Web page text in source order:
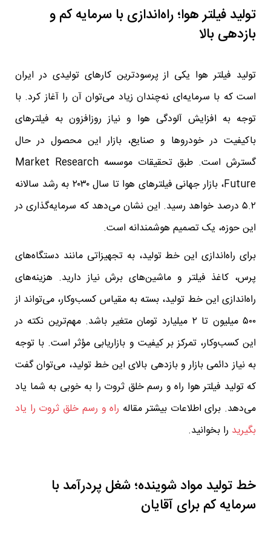
تولید فیلتر هوا؛ راه‌اندازی با سرمایه کم و
بازدهی بالا
تولید فیلتر هوا یکی از پرسودترین کارهای تولیدی در ایران
است که با سرمایه‌ای نه‌چندان زیاد می‌توان آن را آغاز کرد. با
توجه به افزایش آلودگی هوا و نیاز روزافزون به فیلترهای
باکیفیت در خودروها و صنایع، بازار این محصول در حال
گسترش است. طبق تحقیقات موسسه Market Research
Future، بازار جهانی فیلترهای هوا تا سال ۲۰۳۰ به رشد سالانه
۵.۲ درصد خواهد رسید. این نشان می‌دهد که سرمایه‌گذاری در
این حوزه، یک تصمیم هوشمندانه است.
برای راه‌اندازی این خط تولید، به تجهیزاتی مانند دستگاه‌های
پرس، کاغذ فیلتر و ماشین‌های برش نیاز دارید. هزینه‌های
راه‌اندازی این خط تولید، بسته به مقیاس کسب‌وکار، می‌تواند از
۵۰۰ میلیون تا ۲ میلیارد تومان متغیر باشد. مهم‌ترین نکته در
این کسب‌وکار، تمرکز بر کیفیت و بازاریابی مؤثر است. با توجه
به نیاز دائمی بازار و بازدهی بالای این خط تولید، می‌توان گفت
که تولید فیلتر هوا راه و رسم خلق ثروت را به خوبی به شما یاد
می‌دهد. برای اطلاعات بیشتر مقاله راه و رسم خلق ثروت را یاد
بگیرید را بخوانید.
خط تولید مواد شوینده؛ شغل پردرآمد با
سرمایه کم برای آقایان